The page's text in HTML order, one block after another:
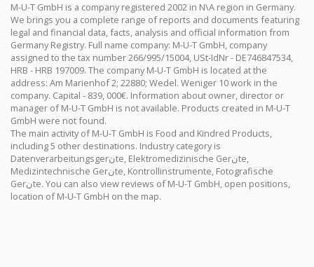
M-U-T GmbH is a company registered 2002 in N\A region in Germany.
We brings you a complete range of reports and documents featuring
legal and financial data, facts, analysis and official information from
Germany Registry. Full name company: M-U-T GmbH, company
assigned to the tax number 266/995/15004, USt-IdNr - DE746847534,
HRB - HRB 197009. The company M-U-T GmbH is located at the
address: Am Marienhof 2; 22880; Wedel. Weniger 10 work in the
company. Capital - 839, 000€. Information about owner, director or
manager of M-U-T GmbH is not available. Products created in M-U-T
GmbH were not found.
The main activity of M-U-T GmbH is Food and Kindred Products,
including 5 other destinations. Industry category is
Datenverarbeitungsgerنte, Elektromedizinische Gerنte,
Medizintechnische Gerنte, Kontrollinstrumente, Fotografische
Gerنte. You can also view reviews of M-U-T GmbH, open positions,
location of M-U-T GmbH on the map.